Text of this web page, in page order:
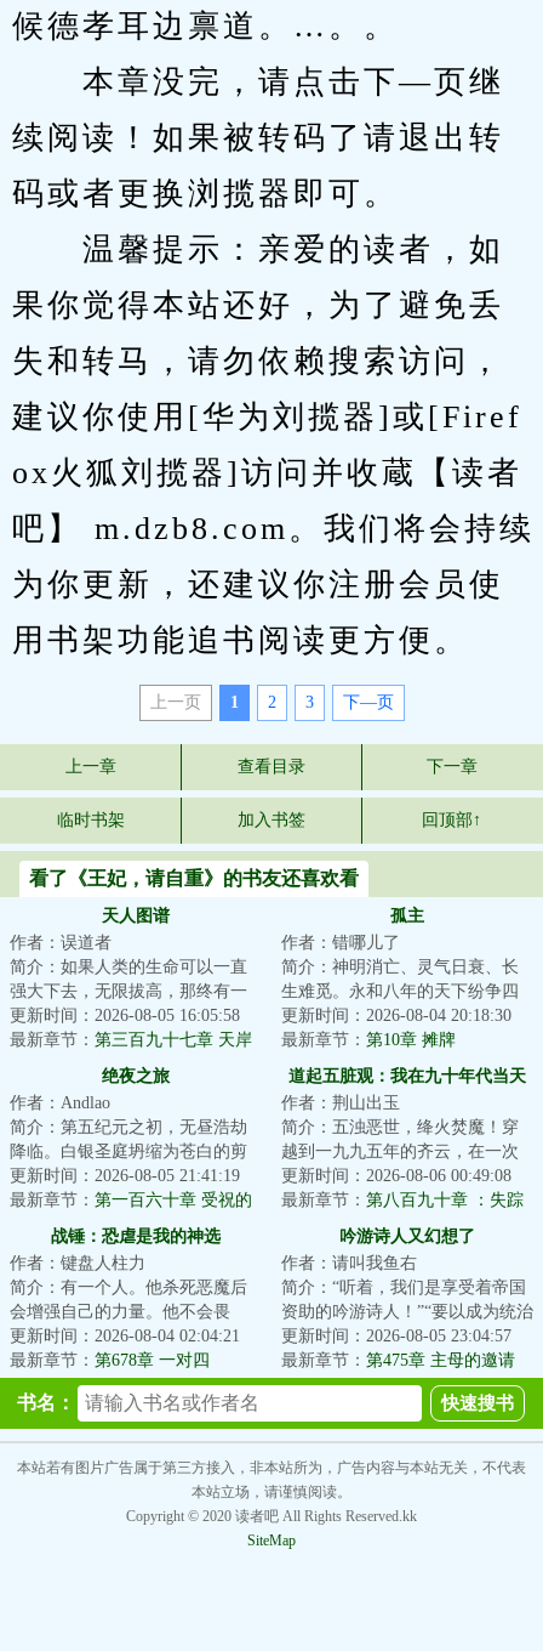
候德孝耳边禀道。…。。
本章没完，请点击下—页继
续阅读！如果被转码了请退出转
码或者更换浏揽器即可。
温馨提示：亲爱的读者，如
果你觉得本站还好，为了避免丢
失和转马，请勿依赖搜索访问，
建议你使用[华为刘揽器]或[Firef
ox火狐刘揽器]访问并收蔵【读者
吧】 m.dzb8.com。我们将会持续
为你更新，还建议你注册会员使
用书架功能追书阅读更方便。
上一页 1 2 3 下—页
上一章 查看目录 下一章
临时书架 加入书签 回顶部↑
看了《王妃，请自重》的书友还喜欢看
天人图谱
作者：误道者
简介：如果人类的生命可以一直
强大下去，无限拔高，那终有一
日能与天相接！...
更新时间：2026-08-05 16:05:58
最新章节： 第三百九十七章 天岸
孤主
作者：错哪儿了
简介：神明消亡、灵气日衰、长
生难觅。永和八年的天下纷争四
起，战祸连岁，弱邦为驱逐入侵
敌寇，换社稷存...
更新时间：2026-08-04 20:18:30
最新章节： 第10章 摊牌
绝夜之旅
作者：Andlao
简介：第五纪元之初，无昼浩劫
降临。白银圣庭坍缩为苍白的剪
影，时光将帝国碾作尘埃，起源
之海仍在咆哮，...
更新时间：2026-08-05 21:41:19
最新章节： 第一百六十章 受祝的
道起五脏观：我在九十年代当天
师
作者：荆山出玉
简介：五浊恶世，绛火焚魔！穿
越到一九九五年的齐云，在一次
山村的婚宴上。一则关于“神仙
山”传说，将他...
更新时间：2026-08-06 00:49:08
最新章节： 第八百九十章 ：失踪
者归，六车出城
战锤：恐虐是我的神选
作者：键盘人柱力
简介：有一个人。他杀死恶魔后
会增强自己的力量。他不会畏
惧，敢于挑战任何强敌。并且非
常强大，战斗风格...
更新时间：2026-08-04 02:04:21
最新章节： 第678章 一对四
吟游诗人又幻想了
作者：请叫我鱼右
简介：“听着，我们是享受着帝国
资助的吟游诗人！”“要以成为统治
者的喉舌、贵族们的传声筒为己
任。既然...
更新时间：2026-08-05 23:04:57
最新章节： 第475章 主母的邀请
（4k）
书名：
本站若有图片广告属于第三方接入，非本站所为，广告内容与本站无关，不代表
本站立场，请谨慎阅读。
Copyright © 2020 读者吧 All Rights Reserved.kk
SiteMap